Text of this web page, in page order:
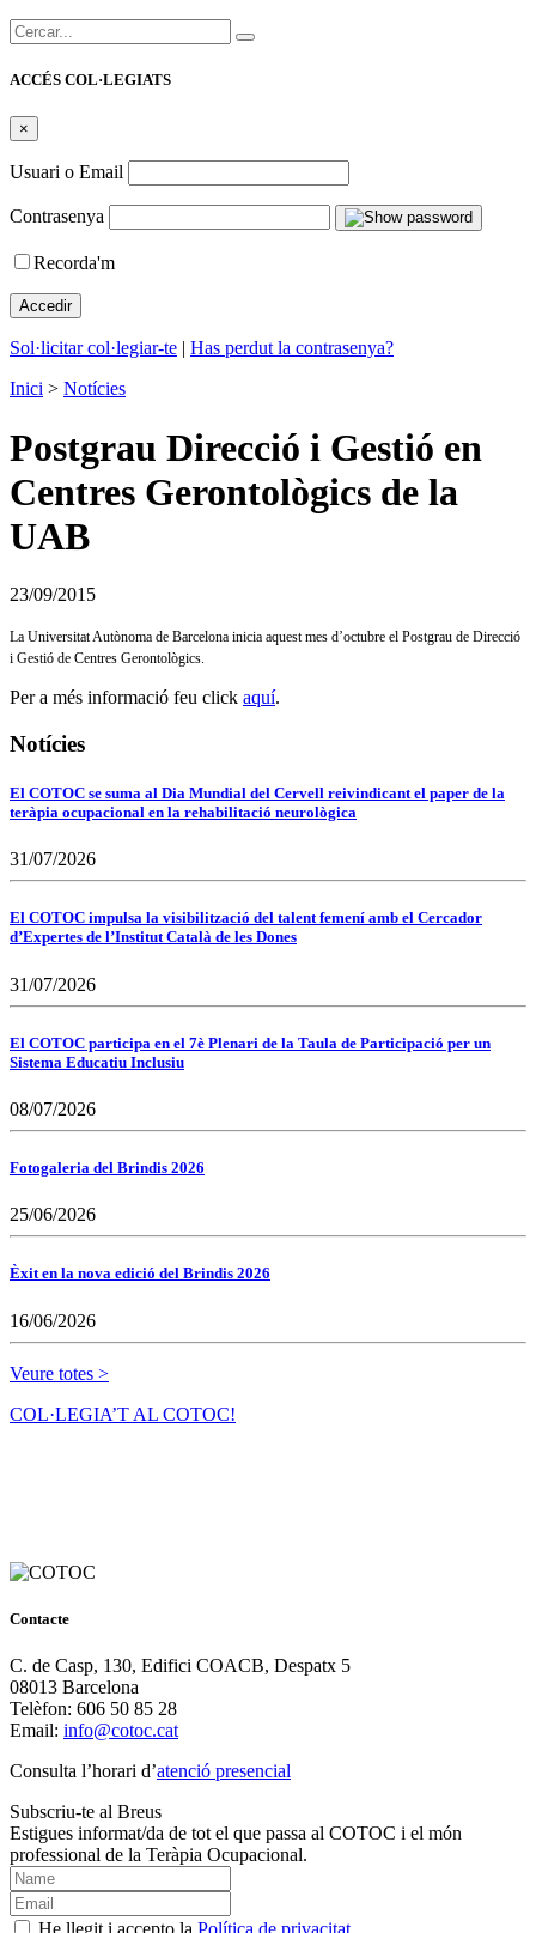
Cercar:
ACCÉS COL·LEGIATS
×
Usuari o Email
Contrasenya
Recorda'm
Sol·licitar col·legiar-te | Has perdut la contrasenya?
Inici > Notícies
Postgrau Direcció i Gestió en
Centres Gerontològics de la
UAB
23/09/2015
La Universitat Autònoma de Barcelona inicia aquest mes d’octubre el Postgrau de Direcció
i Gestió de Centres Gerontològics.
Per a més informació feu click aquí.
Notícies
El COTOC se suma al Dia Mundial del Cervell reivindicant el paper de la
teràpia ocupacional en la rehabilitació neurològica
31/07/2026
El COTOC impulsa la visibilització del talent femení amb el Cercador
d’Expertes de l’Institut Català de les Dones
31/07/2026
El COTOC participa en el 7è Plenari de la Taula de Participació per un
Sistema Educatiu Inclusiu
08/07/2026
Fotogaleria del Brindis 2026
25/06/2026
Èxit en la nova edició del Brindis 2026
16/06/2026
Veure totes >
COL·LEGIA’T AL COTOC!
Contacte
C. de Casp, 130, Edifici COACB, Despatx 5
08013 Barcelona
Telèfon: 606 50 85 28
Email: info@cotoc.cat
Consulta l’horari d’atenció presencial
Subscriu-te al Breus
Estigues informat/da de tot el que passa al COTOC i el món
professional de la Teràpia Ocupacional.
He llegit i accepto la Política de privacitat